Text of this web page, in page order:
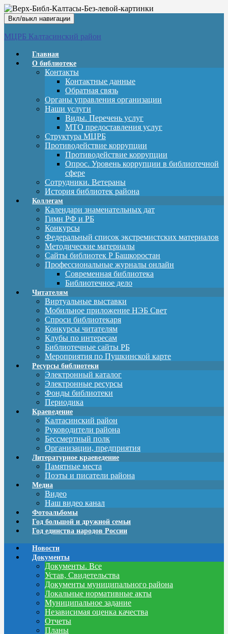
Вкл/выкл навигации
МЦРБ Калтасинский район
Главная
О библиотеке
Контакты
Контактные данные
Обратная связь
Органы управления организации
Наши услуги
Виды. Перечень услуг
МТО предоставления услуг
Структура МЦРБ
Противодействие коррупции
Противодействие коррупции
Опрос. Уровень коррупции в библиотечной
сфере
Сотрудники. Ветераны
История библиотек района
Коллегам
Календари знаменательных дат
Гимн РФ и РБ
Конкурсы
Федеральный список экстремистских материалов
Методические материалы
Сайты библиотек Р Башкоростан
Профессиональные журналы онлайн
Современная библиотека
Библиотечное дело
Читателям
Виртуальные выставки
Мобильное приложение НЭБ Свет
Спроси библиотекаря
Конкурсы читателям
Клубы по интересам
Библиотечные сайты РБ
Мероприятия по Пушкинской карте
Ресурсы библиотеки
Электронный каталог
Электронные ресурсы
Фонды библиотеки
Периодика
Краеведение
Калтасинский район
Руководители района
Бессмертный полк
Организации, предприятия
Литературное краеведение
Памятные места
Поэты и писатели района
Медиа
Видео
Наш видео канал
Фотоальбомы
Год большой и дружной семьи
Год единства народов России
Новости
Документы
Документы. Все
Устав, Свидетельства
Документы муниципального района
Локальные нормативные акты
Муниципальное задание
Независимая оценка качества
Отчеты
Планы